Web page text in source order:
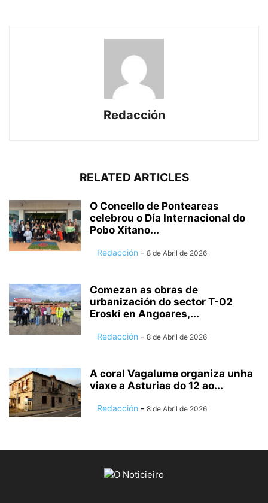
Redacción
RELATED ARTICLES
O Concello de Ponteareas
celebrou o Día Internacional do
Pobo Xitano...
Redacción - 8 de Abril de 2026
Comezan as obras de
urbanización do sector T-02
Eroski en Angoares,...
Redacción - 8 de Abril de 2026
A coral Vagalume organiza unha
viaxe a Asturias do 12 ao...
Redacción - 8 de Abril de 2026